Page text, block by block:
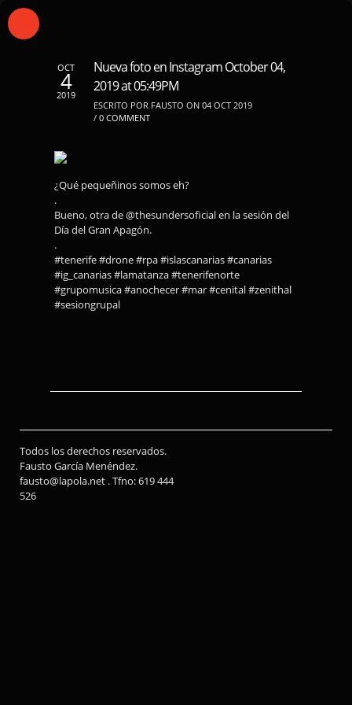
OCT
4
2019
Nueva foto en Instagram October 04,
2019 at 05:49PM
ESCRITO POR FAUSTO ON 04 OCT 2019
/ 0 COMMENT
¿Qué pequeñinos somos eh?
.
Bueno, otra de @thesundersoficial en la sesión del
Día del Gran Apagón.
.
#tenerife #drone #rpa #islascanarias #canarias
#ig_canarias #lamatanza #tenerifenorte
#grupomusica #anochecer #mar #cenital #zenithal
#sesiongrupal
Todos los derechos reservados.
Fausto García Menéndez.
fausto@lapola.net . Tfno: 619 444
526